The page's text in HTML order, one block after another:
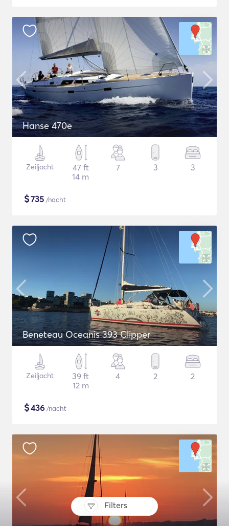
Filters
Hanse 470e
Zeiljacht
47 ft
14 m
7 3 3
$735 /nacht
Beneteau Oceanis 393 Clipper
Zeiljacht
39 ft
12 m
4 2 2
$436 /nacht